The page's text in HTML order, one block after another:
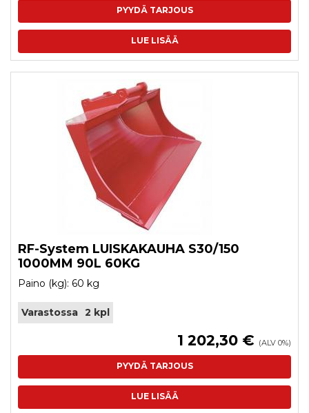
PYYDÄ TARJOUS
LUE LISÄÄ
RF-System LUISKAKAUHA S30/150
1000MM 90L 60KG
Paino (kg): 60 kg
Varastossa 2 kpl
1 202,30 € (ALV 0%)
PYYDÄ TARJOUS
LUE LISÄÄ